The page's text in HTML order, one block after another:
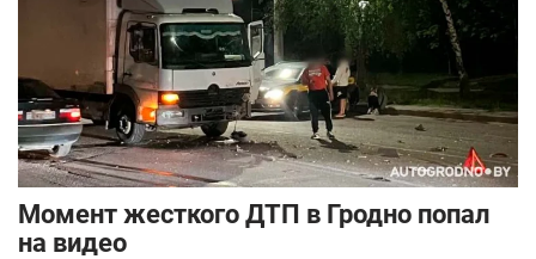
Момент жесткого ДТП в Гродно попал
на видео